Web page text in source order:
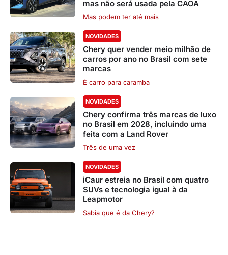
mas não será usada pela CAOA
Mas podem ter até mais
NOVIDADES
Chery quer vender meio milhão de
carros por ano no Brasil com sete
marcas
É carro para caramba
NOVIDADES
Chery confirma três marcas de luxo
no Brasil em 2028, incluindo uma
feita com a Land Rover
Três de uma vez
NOVIDADES
iCaur estreia no Brasil com quatro
SUVs e tecnologia igual à da
Leapmotor
Sabia que é da Chery?